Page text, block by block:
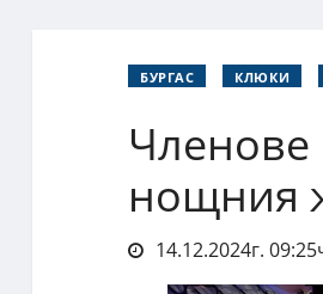
БУРГАС КЛЮКИ
Членове
нощния
14.12.2024г.